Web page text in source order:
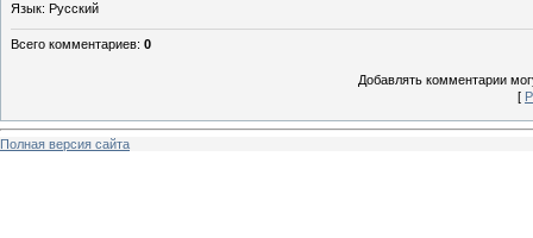
Язык: Русский
Всего комментариев: 0
Добавлять комментарии
[
Полная версия сайта